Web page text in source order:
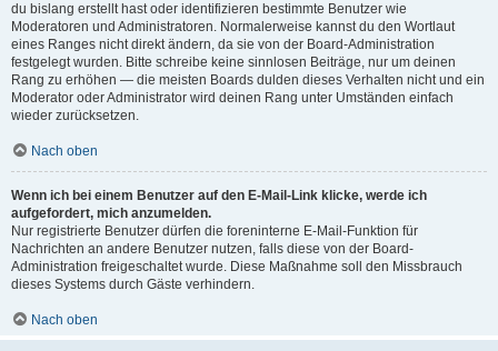
du bislang erstellt hast oder identifizieren bestimmte Benutzer wie
Moderatoren und Administratoren. Normalerweise kannst du den Wortlaut
eines Ranges nicht direkt ändern, da sie von der Board-Administration
festgelegt wurden. Bitte schreibe keine sinnlosen Beiträge, nur um deinen
Rang zu erhöhen — die meisten Boards dulden dieses Verhalten nicht und ein
Moderator oder Administrator wird deinen Rang unter Umständen einfach
wieder zurücksetzen.
Nach oben
Wenn ich bei einem Benutzer auf den E-Mail-Link klicke, werde ich
aufgefordert, mich anzumelden.
Nur registrierte Benutzer dürfen die foreninterne E-Mail-Funktion für
Nachrichten an andere Benutzer nutzen, falls diese von der Board-
Administration freigeschaltet wurde. Diese Maßnahme soll den Missbrauch
dieses Systems durch Gäste verhindern.
Nach oben